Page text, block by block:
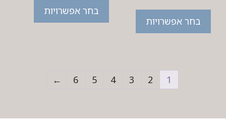
בחר אפשרויות
בחר אפשרויות
1
2
3
4
5
6
←